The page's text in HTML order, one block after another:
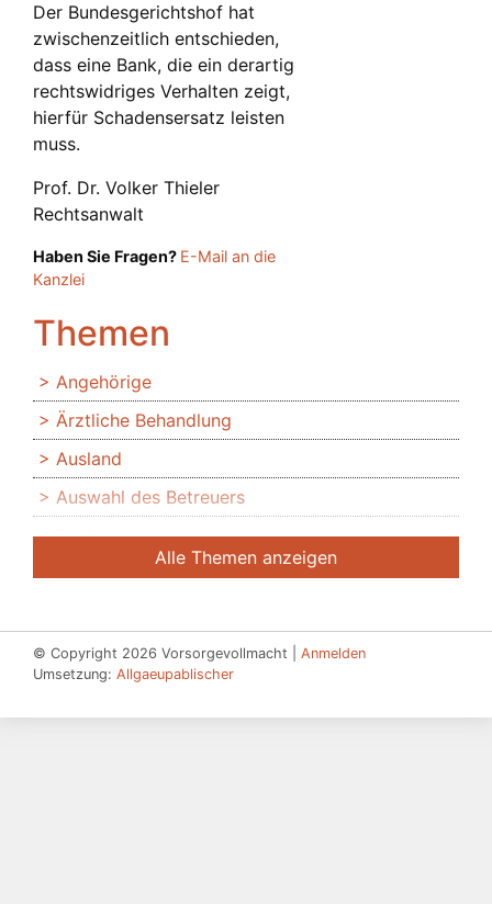
Der Bundesgerichtshof hat
zwischenzeitlich entschieden,
dass eine Bank, die ein derartig
rechtswidriges Verhalten zeigt,
hierfür Schadensersatz leisten
muss.
Prof. Dr. Volker Thieler
Rechtsanwalt
Haben Sie Fragen? E-Mail an die
Kanzlei
Themen
Angehörige
Ärztliche Behandlung
Ausland
Auswahl des Betreuers
Banken
Bedingte Vollmacht
Beglaubigung
Beratung des Bevollmächtigten durch das
Betreuungsgericht
Alle Themen anzeigen
© Copyright 2026 Vorsorgevollmacht | Anmelden
Umsetzung: Allgaeupablischer